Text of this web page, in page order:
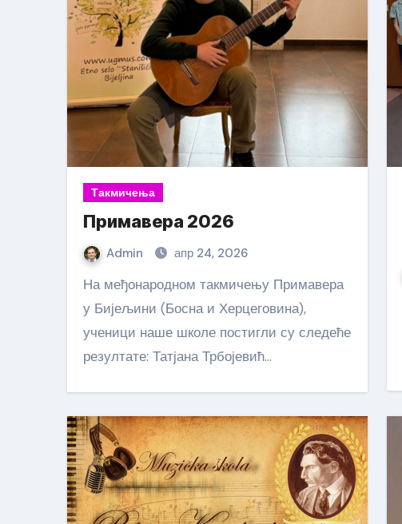
Такмичења
Примавера 2026
Admin апр 24, 2026
На међонародном такмичењу Примавера
у Бијељини (Босна и Херцеговина),
ученици наше школе постигли су следеће
резултате: Татјана Трбојевић…